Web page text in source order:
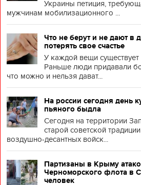
Украины петиция,
мужчинам мобилизационного ...
Что не берут и не дают в
потерять свое счастье
У каждой вещи существует
Раньше люди придавали
что можно и нельзя дават...
На россии сегодня день
пьяного быдла
Сегодня на территории
старой советской
воздушно-десантных войск...
Партизаны в Крыму
Черноморского флота в
человек